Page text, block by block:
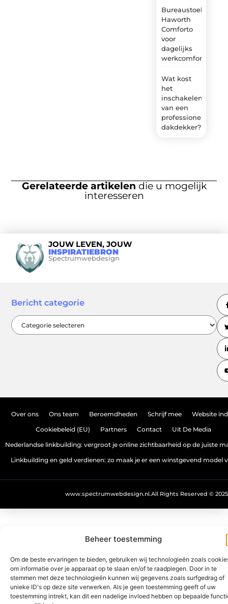
Beheer toestemming
Om de beste ervaringen te bieden, gebruiken wij technologieën zoals
om informatie over je apparaat op te slaan en/of te raadplegen. Door in te
stemmen met deze technologieën kunnen wij gegevens zoals surfgedrag of
unieke ID's op deze site verwerken. Als je geen toestemming geeft of uw
toestemming intrekt, kan dit een nadelige invloed hebben op bepaalde
Bureaustoel
Haworth
Comforto
voor
dagelijks
werkcomfort
Wat kost
het
inschakelen
van een
professionele
dakdekker?
Gerelateerde artikelen die u mogelijk
interesseren
JOUW LEVEN, JOUW
INSPIRATIEBRON
Spectrumwebdesign
Bericht categorie
Over ons Ons team Beroemdheden Schrijf mee Website
Cookiebeleid (EU) Partners Contact Uit De Media
Nederlandse linkbuilding: vergroot je online zichtbaarheid op de juiste
Linkbuilding en geld verdienen: zo maak je er een winstgevend model
All Rights Reserved © 2025
www.spectrumwebdesign.nl.